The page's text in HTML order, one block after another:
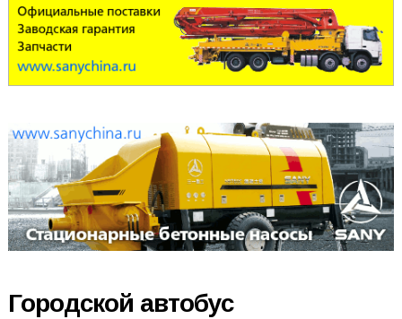
Городской автобус